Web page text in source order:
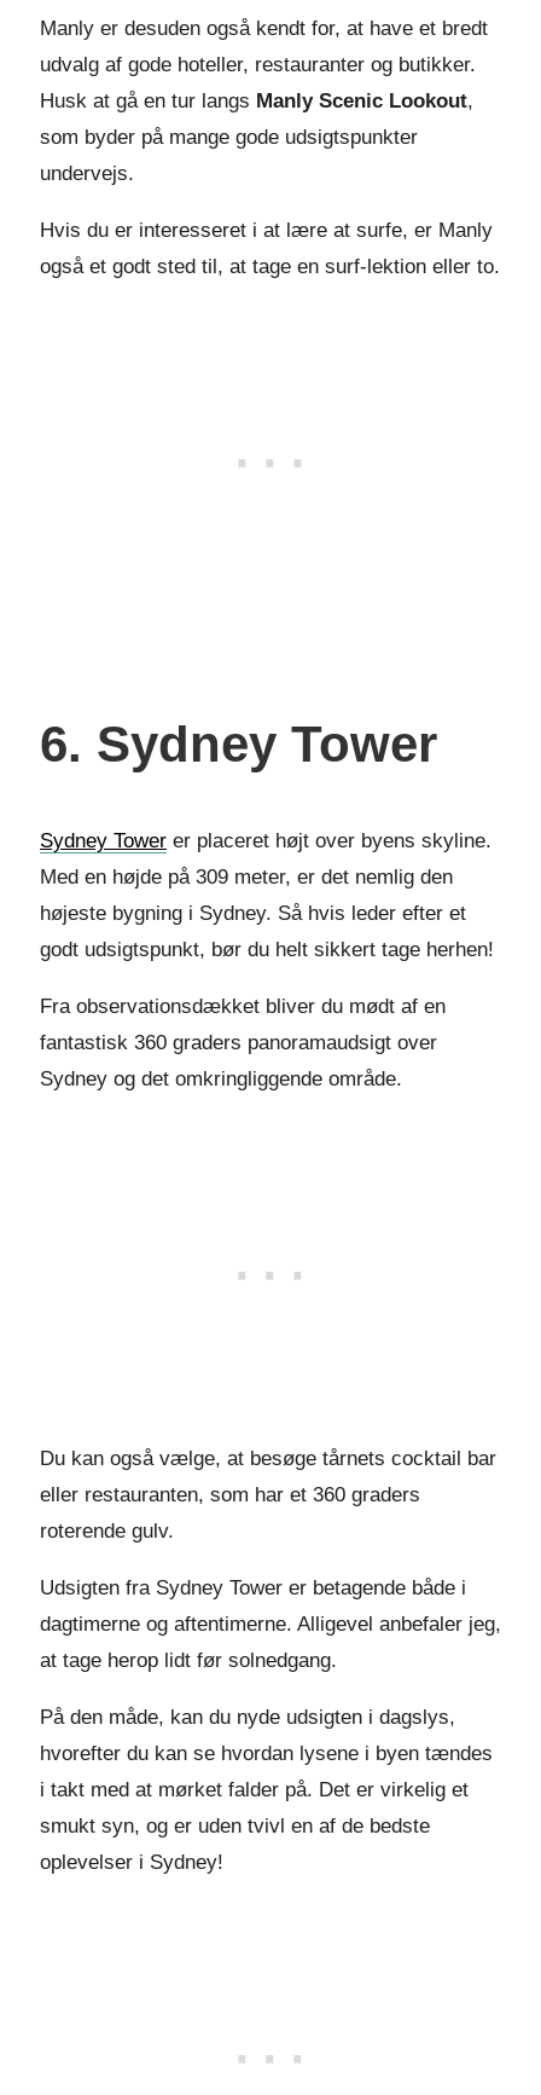
Manly er desuden også kendt for, at have et bredt
udvalg af gode hoteller, restauranter og butikker.
Husk at gå en tur langs Manly Scenic Lookout,
som byder på mange gode udsigtspunkter
undervejs.
Hvis du er interesseret i at lære at surfe, er Manly
også et godt sted til, at tage en surf-lektion eller to.
6. Sydney Tower
Sydney Tower er placeret højt over byens skyline.
Med en højde på 309 meter, er det nemlig den
højeste bygning i Sydney. Så hvis leder efter et
godt udsigtspunkt, bør du helt sikkert tage herhen!
Fra observationsdækket bliver du mødt af en
fantastisk 360 graders panoramaudsigt over
Sydney og det omkringliggende område.
Du kan også vælge, at besøge tårnets cocktail bar
eller restauranten, som har et 360 graders
roterende gulv.
Udsigten fra Sydney Tower er betagende både i
dagtimerne og aftentimerne. Alligevel anbefaler jeg,
at tage herop lidt før solnedgang.
På den måde, kan du nyde udsigten i dagslys,
hvorefter du kan se hvordan lysene i byen tændes
i takt med at mørket falder på. Det er virkelig et
smukt syn, og er uden tvivl en af de bedste
oplevelser i Sydney!